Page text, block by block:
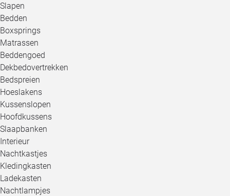
Slapen
Bedden
Boxsprings
Matrassen
Beddengoed
Dekbedovertrekken
Bedspreien
Hoeslakens
Kussenslopen
Hoofdkussens
Slaapbanken
Interieur
Nachtkastjes
Kledingkasten
Ladekasten
Nachtlampjes